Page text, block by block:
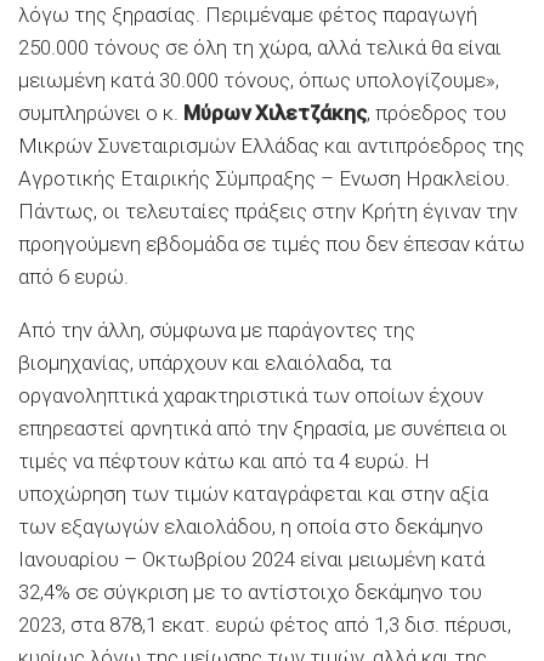
λόγω της ξηρασίας. Περιμέναμε φέτος παραγωγή
250.000 τόνους σε όλη τη χώρα, αλλά τελικά θα είναι
μειωμένη κατά 30.000 τόνους, όπως υπολογίζουμε»,
συμπληρώνει ο κ. Μύρων Χιλετζάκης, πρόεδρος του
Μικρών Συνεταιρισμών Ελλάδας και αντιπρόεδρος της
Αγροτικής Εταιρικής Σύμπραξης – Ενωση Ηρακλείου.
Πάντως, οι τελευταίες πράξεις στην Κρήτη έγιναν την
προηγούμενη εβδομάδα σε τιμές που δεν έπεσαν κάτω
από 6 ευρώ.
Από την άλλη, σύμφωνα με παράγοντες της
βιομηχανίας, υπάρχουν και ελαιόλαδα, τα
οργανοληπτικά χαρακτηριστικά των οποίων έχουν
επηρεαστεί αρνητικά από την ξηρασία, με συνέπεια οι
τιμές να πέφτουν κάτω και από τα 4 ευρώ. Η
υποχώρηση των τιμών καταγράφεται και στην αξία
των εξαγωγών ελαιολάδου, η οποία στο δεκάμηνο
Ιανουαρίου – Οκτωβρίου 2024 είναι μειωμένη κατά
32,4% σε σύγκριση με το αντίστοιχο δεκάμηνο του
2023, στα 878,1 εκατ. ευρώ φέτος από 1,3 δισ. πέρυσι,